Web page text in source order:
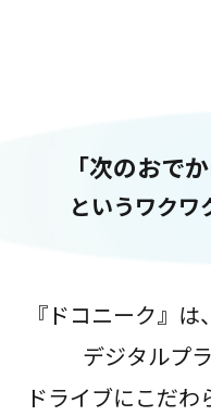
「次のおで
というワクワ
『ドコニーク』
デジタルプ
ドライブにこだ